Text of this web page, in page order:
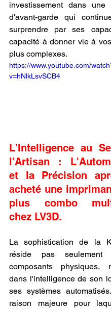
investissement dans une
d'avant-garde qui
surprendre par ses
capacité à donner vie à
plus complexes.
https://www.youtube.com/
v=hNlkLsvSCB4
L'Intelligence au
l'Artisan :
et la Précision
acheté une
plus combo
chez LV3D.
La sophistication de la
réside pas
composants physiques,
dans l'intelligence de son
ses systèmes
raison majeure pour